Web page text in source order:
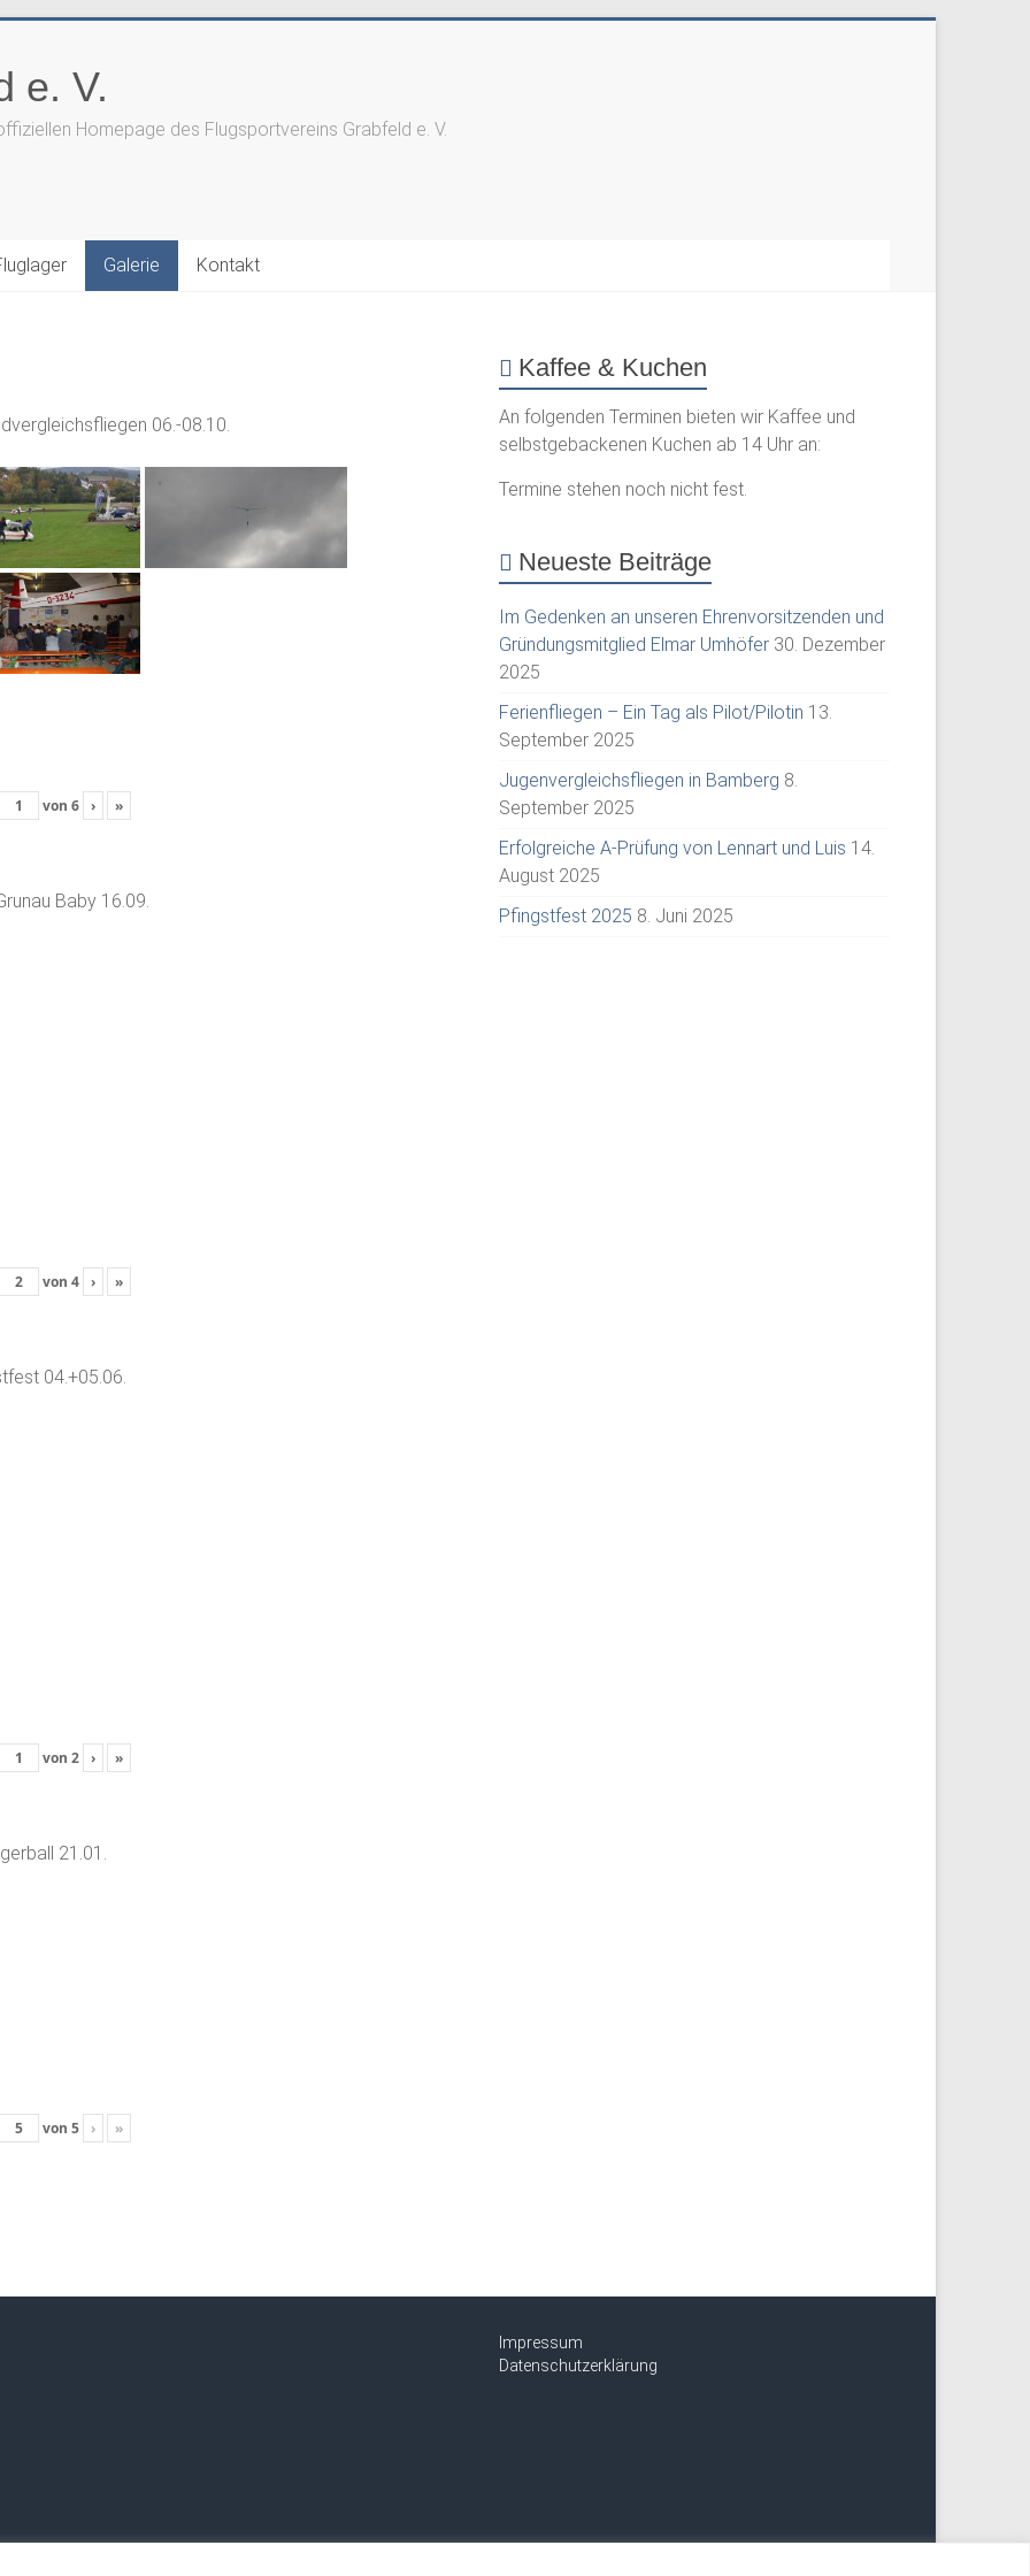
e. V.
Homepage des Flugsportvereins Grabfeld e. V.
Galerie Kontakt
06.-08.10.
von 6 › »
Baby 16.09.
von 4 › »
04.+05.06.
von 2 › »
21.01.
von 5 › »
Kaffee & Kuchen
An folgenden Terminen bieten wir Kaffee und
selbstgebackenen Kuchen ab 14 Uhr an:
Termine stehen noch nicht fest.
Neueste Beiträge
Im Gedenken an unseren Ehrenvorsitzenden und
Gründungsmitglied Elmar Umhöfer 30. Dezember
2025
Ferienfliegen – Ein Tag als Pilot/Pilotin 13.
September 2025
Jugenvergleichsfliegen in Bamberg 8.
September 2025
Erfolgreiche A-Prüfung von Lennart und Luis 14.
August 2025
Pfingstfest 2025 8. Juni 2025
Impressum
Datenschutzerklärung